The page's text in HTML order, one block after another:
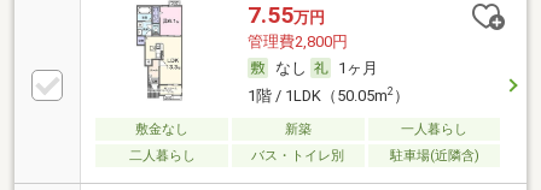
7.55万円
管理費2,800円
なし
1ヶ月
1階 / 1LDK（50.05m2）
敷金なし 新築
一人暮らし
二人暮らし
バス・トイレ別 駐車場(近隣含)